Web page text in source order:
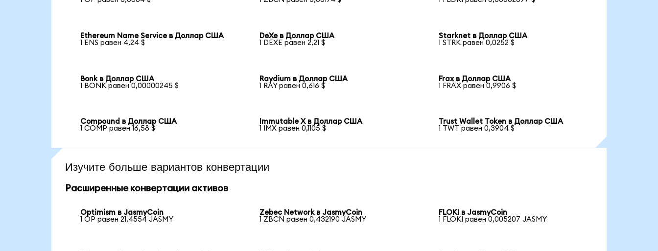
Ethereum Name Service в Доллар США
1 ENS равен 4,24 $
DeXe в Доллар США
1 DEXE равен 2,21 $
Starknet в Доллар США
1 STRK равен 0,0252 $
Bonk в Доллар США
1 BONK равен 0,00000245 $
Raydium в Доллар США
1 RAY равен 0,616 $
Frax в Доллар США
1 FRAX равен 0,9906 $
Compound в Доллар США
1 COMP равен 16,58 $
Immutable X в Доллар США
1 IMX равен 0,1105 $
Trust Wallet Token в Доллар США
1 TWT равен 0,3904 $
Изучите больше вариантов конвертации
Расширенные конвертации активов
Optimism в JasmyCoin
1 OP равен 21,4554 JASMY
Zebec Network в JasmyCoin
1 ZBCN равен 0,432190 JASMY
FLOKI в JasmyCoin
1 FLOKI равен 0,005207 JASMY